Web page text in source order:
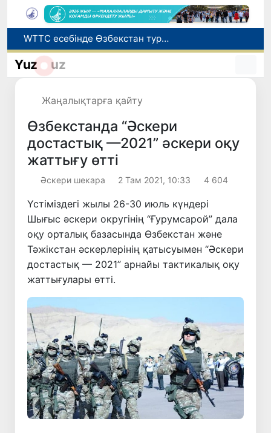
Мүмкіндігі шектеулі талапкерлерге қабылдау емтихандарында қосымша уақыт беріледі
Yuz uz
Жаңалықтарға қайту
Өзбекстанда “Әскери
достастық —2021” әскери оқу
жаттығу өтті
Әскери шекара 2 Там 2021, 10:33 4 604
Үстіміздегі жылы 26-30 июль күндері
Шығыс әскери округінің “Ғурумсарой” дала
оқу орталық базасында Өзбекстан және
Тәжікстан әскерлерінің қатысуымен “Әскери
достастық — 2021” арнайы тактикалық оқу
жаттығулары өтті.